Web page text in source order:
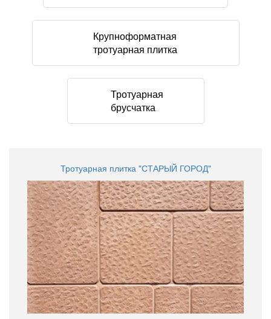
Крупноформатная
тротуарная плитка
Тротуарная
брусчатка
Тротуарная плитка "СТАРЫЙ ГОРОД"